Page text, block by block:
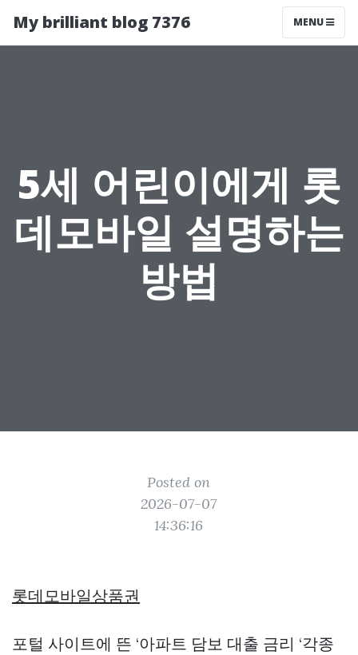
My brilliant blog 7376 MENU
5세 어린이에게 롯
데모바일 설명하는
방법
Posted on
2026-07-07
14:36:16
롯데모바일상품권
포털 사이트에 뜬 ‘아파트 담보 대출 금리 ‘각종